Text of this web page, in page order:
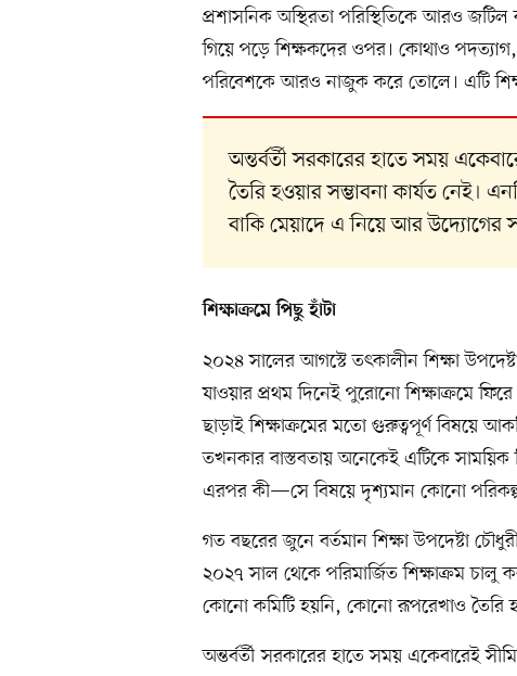
প্রশাসনিক অস্থিরতা পরিস্থিতিকে আরও জটিল
গিয়ে পড়ে শিক্ষকদের ওপর। কোথাও পদত্যাগ,
পরিবেশকে আরও নাজুক করে তোলে। এটি
অন্তর্বর্তী সরকারের হাতে সময়
তৈরি হওয়ার সম্ভাবনা কার্যত নেই।
বাকি মেয়াদে এ নিয়ে আর উদ্যোগের
শিক্ষাক্রমে পিছু হাঁটা
২০২৪ সালের আগস্টে তৎকালীন শিক্ষা
যাওয়ার প্রথম দিনেই পুরোনো শিক্ষাক্রমে
ছাড়াই শিক্ষাক্রমের মতো গুরুত্বপূর্ণ বিষয়ে
তখনকার বাস্তবতায় অনেকেই এটিকে সাময়িক
এরপর কী—সে বিষয়ে দৃশ্যমান কোনো
গত বছরের জুনে বর্তমান শিক্ষা উপদেষ্টা
২০২৭ সাল থেকে পরিমার্জিত শিক্ষাক্রম চালু
কোনো কমিটি হয়নি, কোনো রূপরেখাও তৈরি
অন্তর্বর্তী সরকারের হাতে সময় একেবারেই